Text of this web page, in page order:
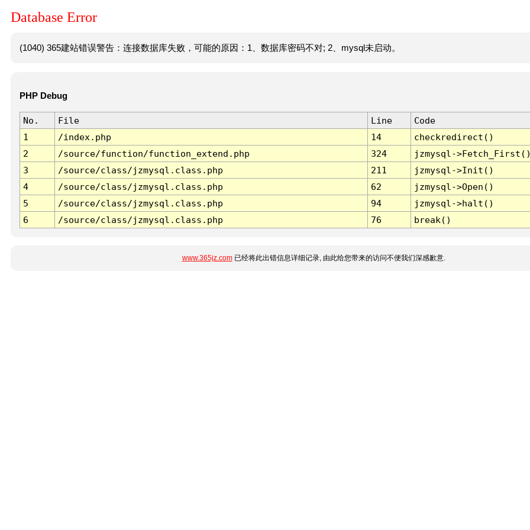
Database Error
(1040) 365建站错误警告：连接数据库失败，可能的原因：1、数据库密码不对; 2、mysql未启动。
PHP Debug
No. File Line
Code
1
/index.php 14
checkredirect()
2
/source/function/function_extend.php 324
jzmysql-
3
/source/class/jzmysql.class.php 211
jzmysql->Init()
4
/source/class/jzmysql.class.php 62
jzmysql->Open()
5
/source/class/jzmysql.class.php 94
jzmysql->halt()
6
/source/class/jzmysql.class.php 76 break()
www.365jz.com已经将此出错信息详细记录, 由此给您带来的访问不便我们深感歉意.